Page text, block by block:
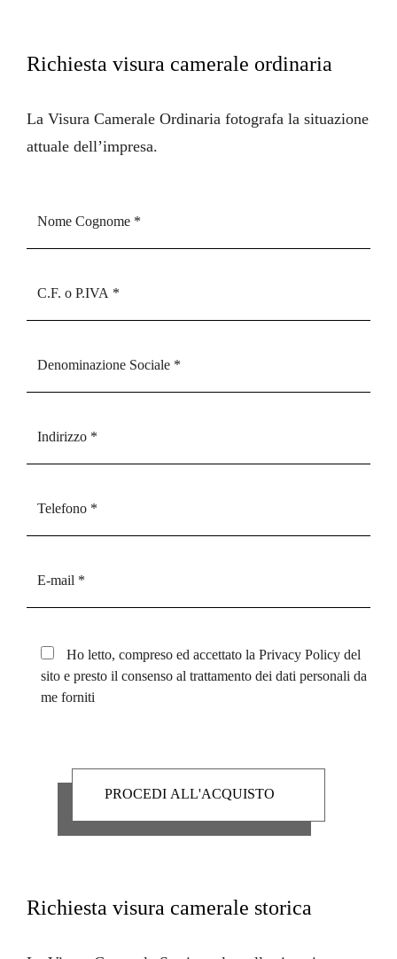
Richiesta visura camerale ordinaria
La Visura Camerale Ordinaria fotografa la situazione
attuale dell’impresa.
Ho letto, compreso ed accettato la Privacy Policy del
sito e presto il consenso al trattamento dei dati personali da
me forniti
Richiesta visura camerale storica